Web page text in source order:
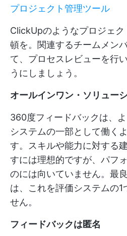
プロジェクト管理ツール
ClickUpのようなプロジェ
頓を。関連するチームメン
て、プロセスレビューを行
うにしましょう。
オールインワン・ソリュー
360度フィードバックは、
システムの一部として働く
す。スキルや能力に対する
すには理想的ですが、パフ
のには向いていません。最
は、これを評価システムの1
せん。
フィードバックは匿名